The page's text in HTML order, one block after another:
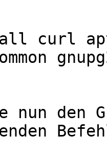
curl
den